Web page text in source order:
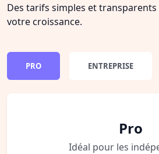
Des tarifs simples et
votre croissance.
PRO ENTREPRISE
Pro
Idéal pour les